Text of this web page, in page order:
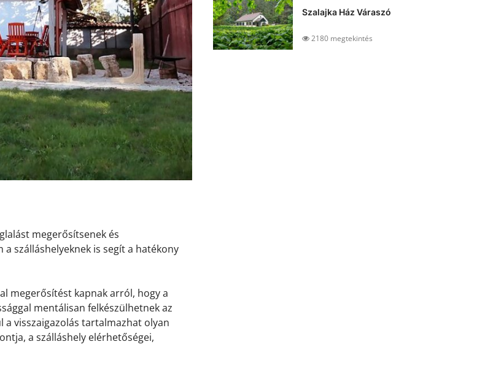
megerősítsenek és
szálláshelyeknek is segít a hatékony
megerősítést kapnak arról, hogy a
mentálisan felkészülhetnek az
a visszaigazolás tartalmazhat olyan
a szálláshely elérhetőségei,
Szalajka Ház Váraszó
2180 megtekintés